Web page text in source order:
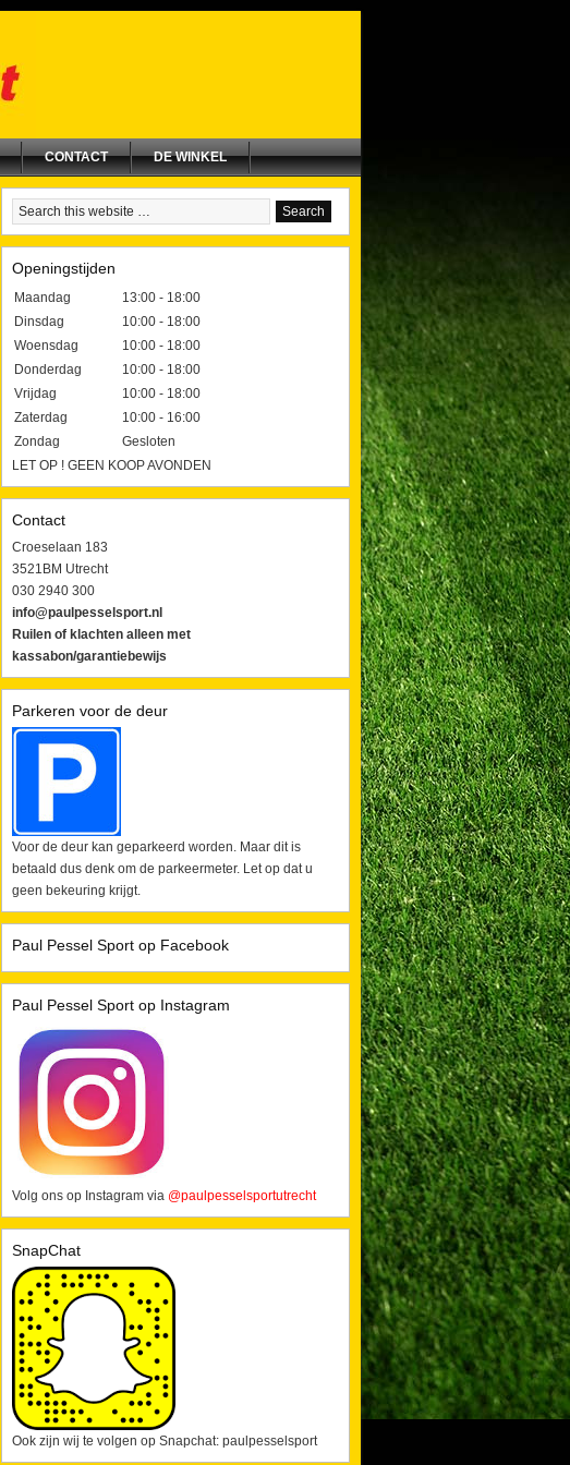
CONTACT DE WINKEL
Openingstijden
Maandag
13:00 - 18:00
Dinsdag
10:00 - 18:00
Woensdag
10:00 - 18:00
Donderdag
10:00 - 18:00
Vrijdag
10:00 - 18:00
Zaterdag
10:00 - 16:00
Zondag
Gesloten
LET OP ! GEEN KOOP AVONDEN
Contact
Croeselaan 183
3521BM Utrecht
030 2940 300
info@paulpesselsport.nl
Ruilen of klachten alleen met
kassabon/garantiebewijs
Parkeren voor de deur
Voor de deur kan geparkeerd worden. Maar dit is
betaald dus denk om de parkeermeter. Let op dat u
geen bekeuring krijgt.
Paul Pessel Sport op Facebook
Paul Pessel Sport op Instagram
Volg ons op Instagram via @paulpesselsportutrecht
SnapChat
Ook zijn wij te volgen op Snapchat: paulpesselsport